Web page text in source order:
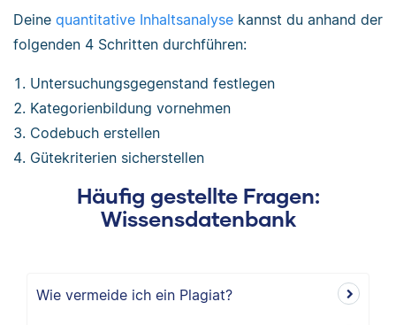
Deine quantitative Inhaltsanalyse kannst du anhand der
folgenden 4 Schritten durchführen:
Untersuchungsgegenstand festlegen
Kategorienbildung vornehmen
Codebuch erstellen
Gütekriterien sicherstellen
Häufig gestellte Fragen:
Wissensdatenbank
Wie vermeide ich ein Plagiat?